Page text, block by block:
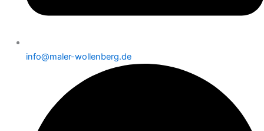
info@maler-wollenberg.de